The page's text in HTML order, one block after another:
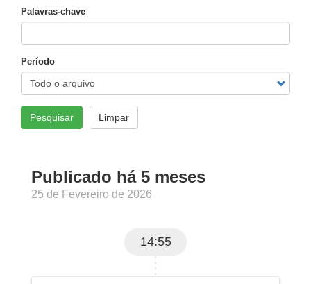
Palavras-chave
Período
Pesquisar Limpar
Publicado há 5 meses
25 de Fevereiro de 2026
14:55